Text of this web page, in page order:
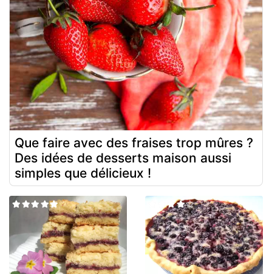
Que faire avec des fraises trop mûres ?
Des idées de desserts maison aussi
simples que délicieux !